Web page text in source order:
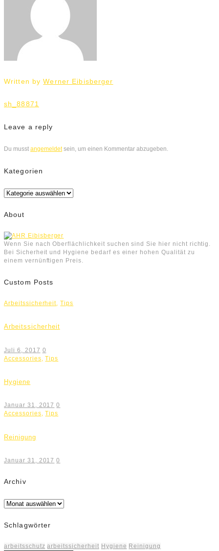
Written byWerner Eibisberger
Beitrags-
Navigation
sh_88871
Leave a reply
Du musst angemeldetsein, um einen Kommentar abzugeben.
Kategorien
Kategorien
About
Wenn Sie nach Oberflächlichkeit suchen sind Sie hier nicht richtig.
Bei Sicherheit und Hygiene bedarf es einer hohen Qualität zu
einem vernünftigen Preis.
Custom Posts
Arbeitssicherheit,Tips
Arbeitssicherheit
Juli 6, 2017 0
Accessories ,Tips
Hygiene
Januar 31, 2017 0
Accessories,Tips
Reinigung
Januar 31, 2017 0
Archiv
Archiv
Schlagwörter
arbeitsschutz arbeitssicherheit Hygiene Reinigung